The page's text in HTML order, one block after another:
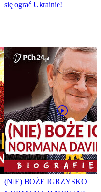
się ograć Ukrainie!
(NIE) BOŻE IGRZYSKO